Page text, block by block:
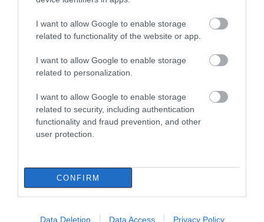
I want to allow Google to enable storage
related to functionality of the website or app.
I want to allow Google to enable storage
related to personalization.
I want to allow Google to enable storage
related to security, including authentication
functionality and fraud prevention, and other
user protection.
CONFIRM
Data Deletion Data Access Privacy Policy
Σε πελάγη ευτυχίας
αντιδήμαρχος στην Εύβοια! Έγινε
για τρίτη φορά παππούς!
08.08.2026 | 17:40
οικογενειακές διακοπές στην
Εύβοια! Δείτε σε ποια παραλία
08.08.2026 | 17:20
Αυξημένη ετοιμότητα παντού
08.08.2026 | 17:00
κράνος!
Ρόδος: Έγραψαν
80χρονη για κράνος!
Πάτρα: Θρήνος για
μωράκι μόλις 8 ημερών